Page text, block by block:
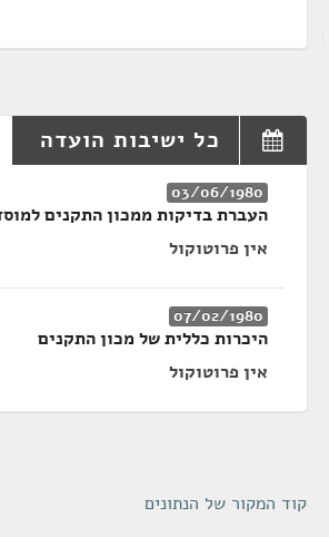
כל ישיבות הועדה
03/06/1980
העברת בדיקות ממכון התקנים
אין פרוטוקול
07/02/1980
היכרות כללית של מכון התקנים
אין פרוטוקול
קוד המקור של הנתונים